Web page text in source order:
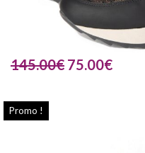
145.00€ 75.00€
Promo !